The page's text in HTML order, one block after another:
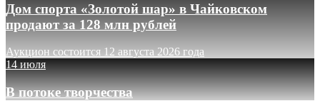
Дом спорта «Золотой шар» в Чайковском
продают за 128 млн рублей
Аукцион состоится 12 августа 2026 года
14 июля
В потоке творчества